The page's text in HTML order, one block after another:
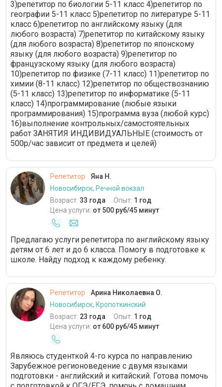
3)репетитор по биологии 5-11 класс 4)репетитор по
географии 5-11 класс 5)репетитор по литературе 5-11
класс 6)репетитор по английскому языку (для
любого возраста) 7)репетитор по китайскому языку
(для любого возраста) 8)репетитор по японскому
языку (для любого возраста) 9)репетитор по
французскому языку (для любого возраста)
10)репетитор по физике (7-11 класс) 11)репетитор по
химии (8-11 класс) 12)репетитор по обществознанию
(5-11 класс) 13)репетитор по информатике (5-11
класс) 14)программирование (любые языки
программирования) 15)программа вуза (любой курс)
16)выполнение контрольных/самостоятельных
работ ЗАНЯТИЯ ИНДИВИДУАЛЬНЫЕ (стоимость от
500р/час зависит от предмета и целей)
Репетитор
Яна Н.
Новосибирск, Речной вокзал
Возраст: 33 года Опыт: 1 год
Цена услуги: от 500 руб/45 минут
Предлагаю услуги репетитора по английскому языку
детям от 6 лет и до 6 класса. Помогу в подготовке к
школе. Найду подход к каждому ребенку.
Репетитор
Арина Николаевна О.
Новосибирск, Кропоткинский
Возраст: 23 года Опыт: 1 год
Цена услуги: от 600 руб/45 минут
Являюсь студенткой 4-го курса по направлению
Зарубежное регионоведение с двумя языками
подготовки - английский и китайский. Готова помочь